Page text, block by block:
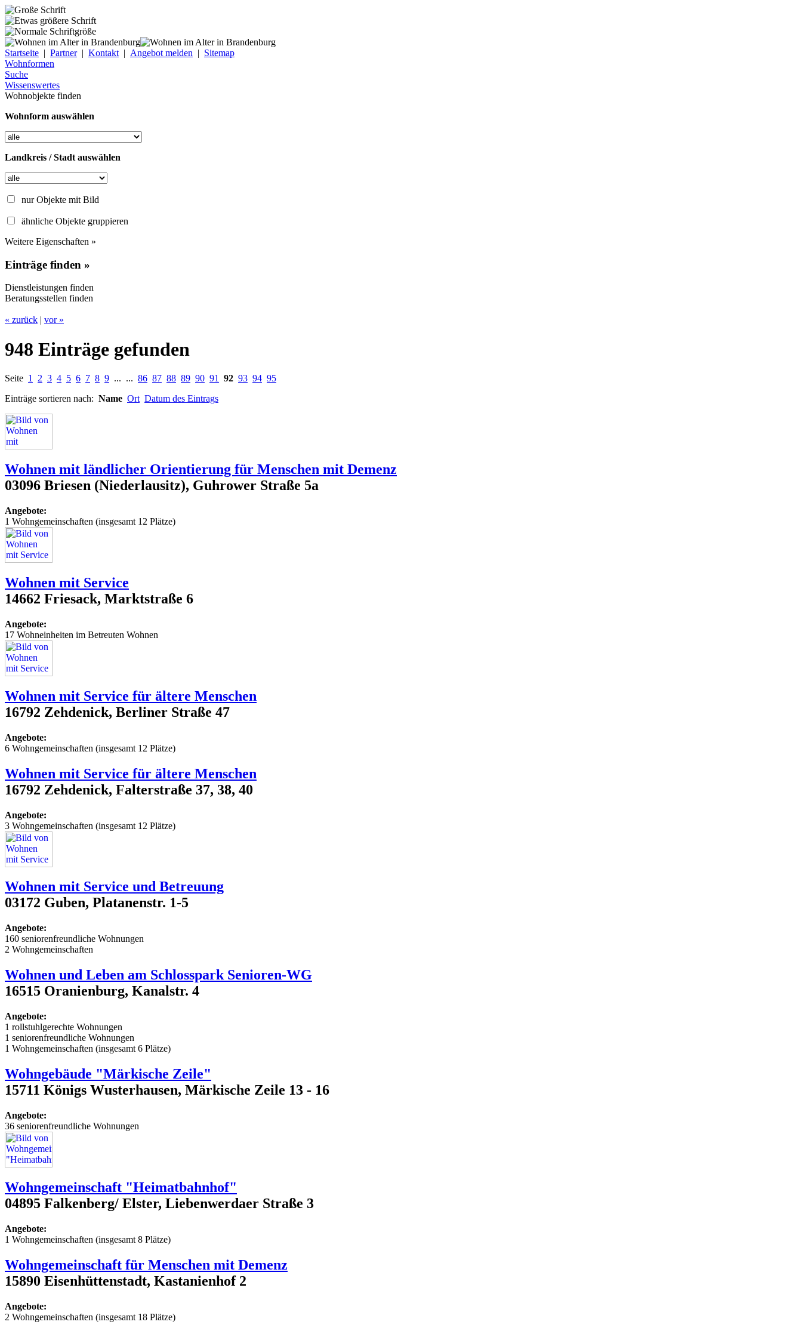
Startseite | Partner| Kontakt | Angebot melden | Sitemap
Wohnformen
Suche
Wissenswertes
Wohnobjekte finden
Wohnform auswählen
Landkreis / Stadt auswählen
nur Objekte mit Bild
ähnliche Objekte gruppieren
Weitere Eigenschaften »
Einträge finden »
Dienstleistungen finden
Beratungsstellen finden
« zurück | vor »
948 Einträge gefunden
Seite 1 2 3 4 5 6 7 8 9 ... ... 86 87 88 89 90 91 92 93 94 95
Einträge sortieren nach: Name Ort Datum des Eintrags
Wohnen mit ländlicher Orientierung für Menschen mit Demenz
03096 Briesen (Niederlausitz), Guhrower Straße 5a
Angebote:
1 Wohngemeinschaften (insgesamt 12 Plätze)
Wohnen mit Service
14662 Friesack, Marktstraße 6
Angebote:
17 Wohneinheiten im Betreuten Wohnen
Wohnen mit Service für ältere Menschen
16792 Zehdenick, Berliner Straße 47
Angebote:
6 Wohngemeinschaften (insgesamt 12 Plätze)
Wohnen mit Service für ältere Menschen
16792 Zehdenick, Falterstraße 37, 38, 40
Angebote:
3 Wohngemeinschaften (insgesamt 12 Plätze)
Wohnen mit Service und Betreuung
03172 Guben, Platanenstr. 1-5
Angebote:
160 seniorenfreundliche Wohnungen
2 Wohngemeinschaften
Wohnen und Leben am Schlosspark Senioren-WG
16515 Oranienburg, Kanalstr. 4
Angebote:
1 rollstuhlgerechte Wohnungen
1 seniorenfreundliche Wohnungen
1 Wohngemeinschaften (insgesamt 6 Plätze)
Wohngebäude "Märkische Zeile"
15711 Königs Wusterhausen, Märkische Zeile 13 - 16
Angebote:
36 seniorenfreundliche Wohnungen
Wohngemeinschaft "Heimatbahnhof"
04895 Falkenberg/ Elster, Liebenwerdaer Straße 3
Angebote:
1 Wohngemeinschaften (insgesamt 8 Plätze)
Wohngemeinschaft für Menschen mit Demenz
15890 Eisenhüttenstadt, Kastanienhof 2
Angebote:
2 Wohngemeinschaften (insgesamt 18 Plätze)